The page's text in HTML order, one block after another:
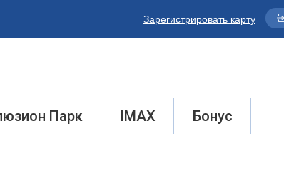
Зарегистрировать карту
Парк IMAX Бонус